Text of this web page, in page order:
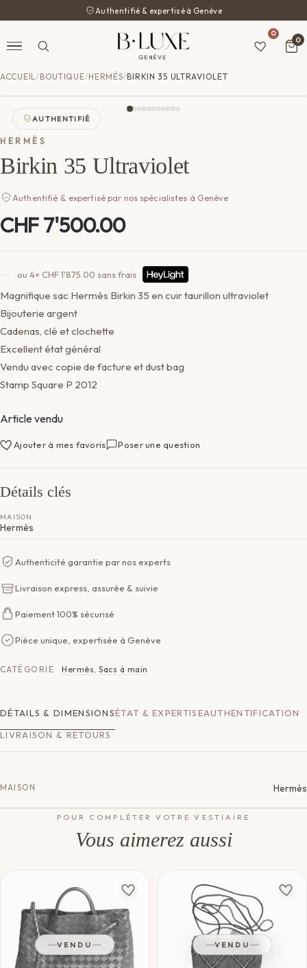
Authentifié & expertisé à Genève
0
0
ACCUEIL/ BOUTIQUE/HERMÈS/BIRKIN 35 ULTRAVIOLET
AUTHENTIFIÉ
HERMÈS
Birkin 35 Ultraviolet
Authentifié & expertisé par nos spécialistes à Genève
CHF7'500.00
ou 4× CHF1'875.00 sans frais
Magnifique sac Hermès Birkin 35 en cuir taurillon ultraviolet
Bijouterie argent
Cadenas, clé et clochette
Excellent état général
Vendu avec copie de facture et dust bag
Stamp Square P 2012
Article vendu
Ajouter à mes favoris Poser une question
Détails clés
MAISON
Hermès
Authenticité garantie par nos experts
Livraison express, assurée & suivie
Paiement 100% sécurisé
Pièce unique, expertisée à Genève
CATÉGORIE Hermès,Sacs à main
DÉTAILS & DIMENSIONSÉTAT & EXPERTISEAUTHENTIFICATION
LIVRAISON & RETOURS
MAISON Hermès
POUR COMPLÉTER VOTRE VESTIAIRE
Vous aimerez aussi
VENDU VENDU